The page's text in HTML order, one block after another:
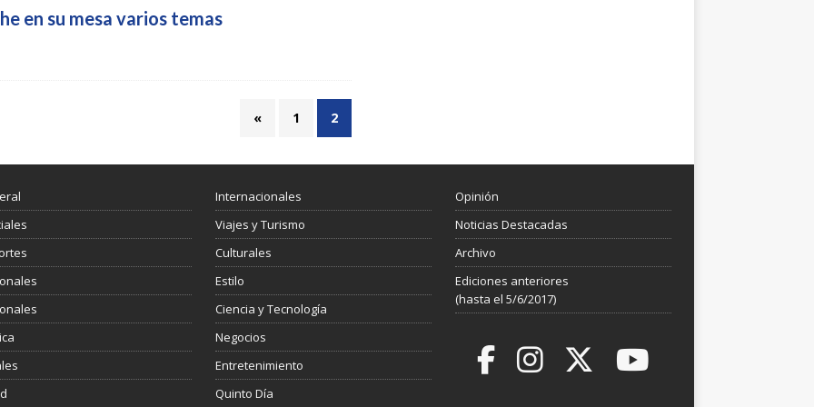
en su mesa varios temas
« 1 2
Internacionales
Viajes y Turismo
Culturales
Estilo
Ciencia y Tecnología
Negocios
Entretenimiento
Quinto Día
Opinión
Noticias Destacadas
Archivo
Ediciones anteriores
(hasta el 5/6/2017)